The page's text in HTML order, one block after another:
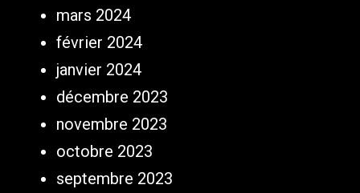
mars 2024
février 2024
janvier 2024
décembre 2023
novembre 2023
octobre 2023
septembre 2023